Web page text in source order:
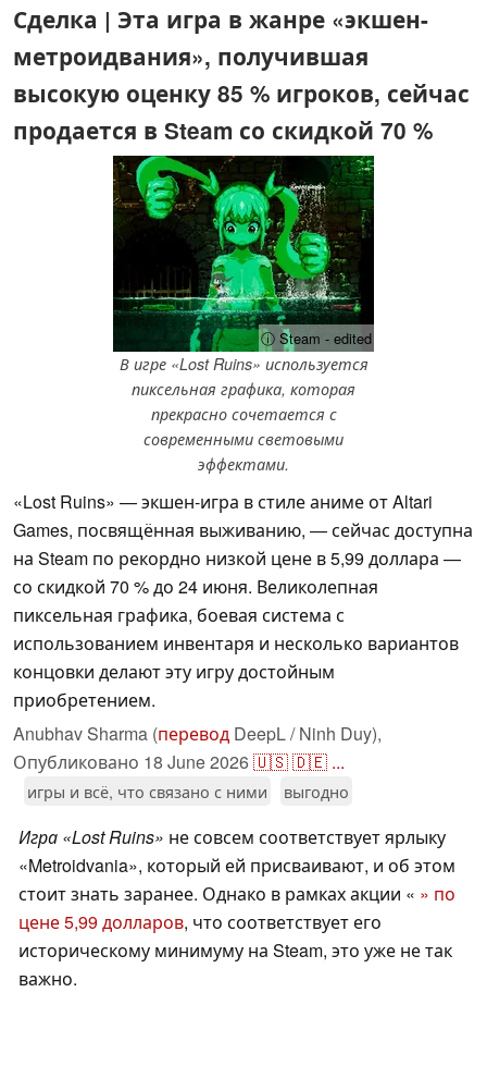
Сделка | Эта игра в жанре «экшен-
метроидвания», получившая
высокую оценку 85 % игроков, сейчас
продается в Steam со скидкой 70 %
ⓘ Steam - edited
В игре «Lost Ruins» используется
пиксельная графика, которая
прекрасно сочетается с
современными световыми
эффектами.
«Lost Ruins» — экшен-игра в стиле аниме от Altari
Games, посвящённая выживанию, — сейчас доступна
на Steam по рекордно низкой цене в 5,99 доллара —
со скидкой 70 % до 24 июня. Великолепная
пиксельная графика, боевая система с
использованием инвентаря и несколько вариантов
концовки делают эту игру достойным
приобретением.
Anubhav Sharma (перевод DeepL / Ninh Duy),
Опубликовано 18 June 2026🇺🇸🇩🇪 ...
игры и всё, что связано с ними выгодно
Игра «Lost Ruins» не совсем соответствует ярлыку
«Metroidvania», который ей присваивают, и об этом
стоит знать заранее. Однако в рамках акции « » по
цене 5,99 долларов, что соответствует его
историческому минимуму на Steam, это уже не так
важно.